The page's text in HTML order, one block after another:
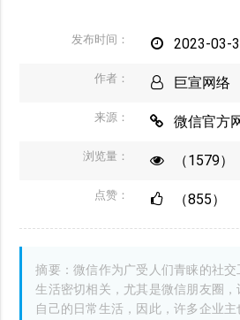
发布时间： 2023-03-
作者： 巨宣网络
来源： 微信官方
浏览量： （1579）
点赞： （855）
摘要：微信作为广受人们青睐的社
生活密切相关，尤其是微信朋友圈
自己的日常生活，因此，许多企业